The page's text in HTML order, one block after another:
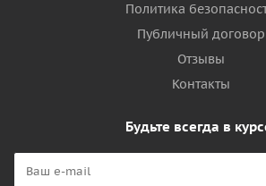
Политика
Публичный договор
Отзывы
Контакты
Будьте всегда в